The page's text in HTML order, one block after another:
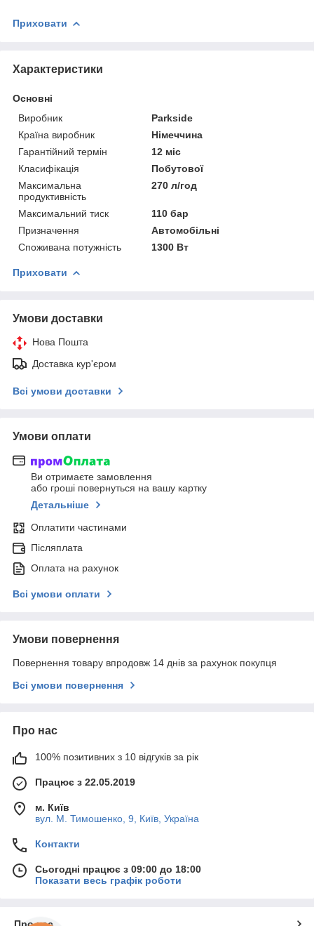
Приховати
Характеристики
Основні
Виробник
Parkside
Країна виробник
Німеччина
Гарантійний термін
12 міс
Класифікація
Побутової
Максимальна
продуктивність
270 л/год
Максимальний тиск
110 бар
Призначення
Автомобільні
Споживана потужність
1300 Вт
Приховати
Умови доставки
Нова Пошта
Доставка кур'єром
Всі умови доставки
Умови оплати
Ви отримаєте замовлення
або гроші повернуться на вашу картку
Детальніше
Оплатити частинами
Післяплата
Оплата на рахунок
Всі умови оплати
Умови повернення
Повернення товару впродовж 14 днів за рахунок покупця
Всі умови повернення
Про нас
100% позитивних з 10 відгуків за рік
Працює з 22.05.2019
м. Київ
вул. М. Тимошенко, 9, Київ, Україна
Контакти
Сьогодні працює з 09:00 до 18:00
Показати весь графік роботи